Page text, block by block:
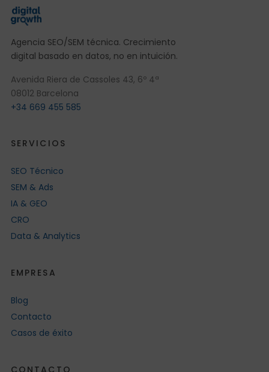
Agencia SEO/SEM técnica. Crecimiento
digital basado en datos, no en intuición.
Avenida Riera de Cassoles 43, 6º 4ª
08012 Barcelona
+34 669 455 585
SERVICIOS
SEO Técnico
SEM & Ads
IA & GEO
CRO
Data & Analytics
EMPRESA
Blog
Contacto
Casos de éxito
CONTACTO